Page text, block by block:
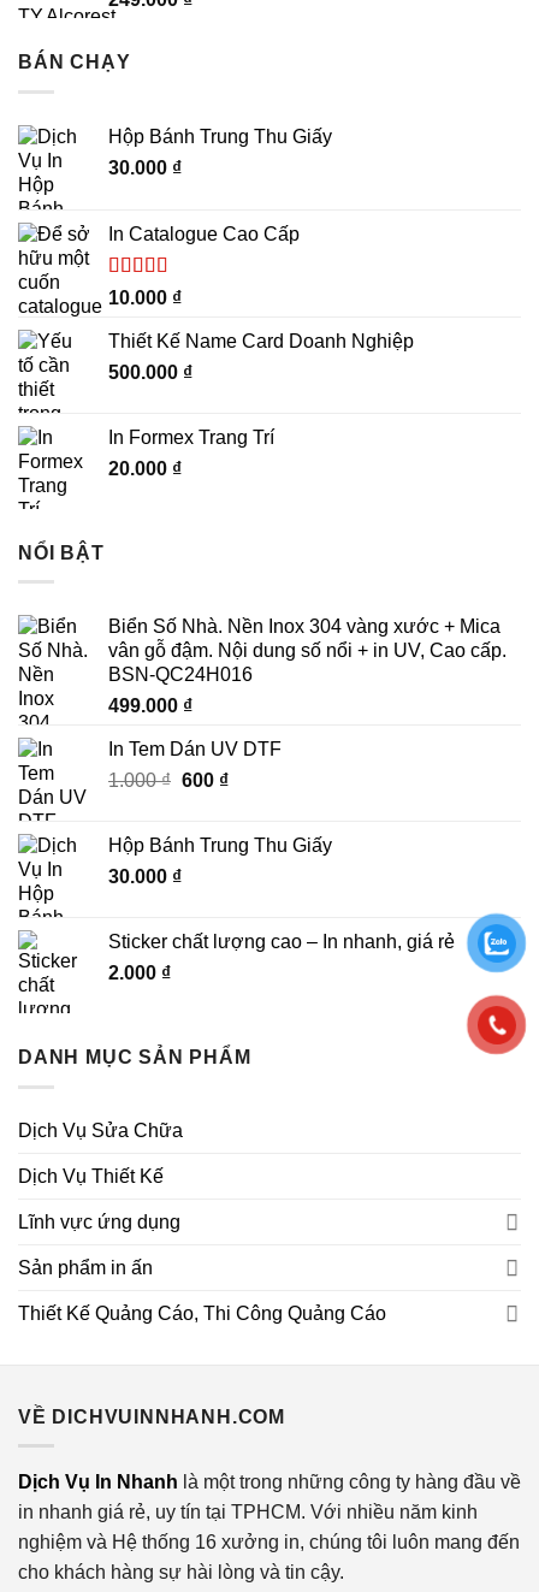
BÁN CHẠY
Hộp Bánh Trung Thu Giấy
30.000 ₫
In Catalogue Cao Cấp
Được xếp
sao
10.000 ₫
Thiết Kế Name Card Doanh Nghiệp
500.000 ₫
In Formex Trang Trí
20.000 ₫
NỔI BẬT
Biển Số Nhà. Nền Inox 304 vàng xước + Mica
vân gỗ đậm. Nội dung số nổi + in UV, Cao cấp.
BSN-QC24H016
499.000 ₫
In Tem Dán UV DTF
1.000₫ Giá
1.000 ₫.
600 ₫Giá
là:
Hộp Bánh Trung Thu Giấy
30.000 ₫
Sticker chất lượng cao – In nhanh, giá rẻ
2.000 ₫
DANH MỤC SẢN PHẨM
Dịch Vụ Sửa Chữa
Dịch Vụ Thiết Kế
Lĩnh vực ứng dụng
Sản phẩm in ấn
Thiết Kế Quảng Cáo, Thi Công Quảng Cáo
VỀ DICHVUINNHANH.COM
Dịch Vụ In Nhanh là một trong những công ty hàng đầu về
in nhanh giá rẻ, uy tín tại TPHCM. Với nhiều năm kinh
nghiệm và Hệ thống 16 xưởng in, chúng tôi luôn mang đến
cho khách hàng sự hài lòng và tin cậy.